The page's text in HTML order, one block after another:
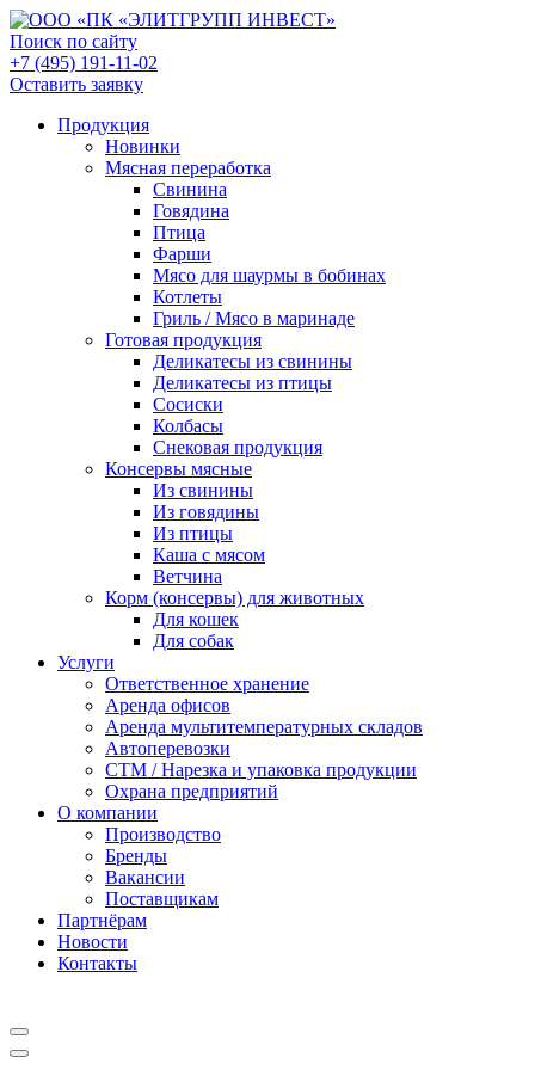
Поиск по сайту
+7 (495) 191-11-02
Оставить заявку
Продукция
Новинки
Мясная переработка
Свинина
Говядина
Птица
Фарши
Мясо для шаурмы в бобинах
Котлеты
Гриль / Мясо в маринаде
Готовая продукция
Деликатесы из свинины
Деликатесы из птицы
Сосиски
Колбасы
Снековая продукция
Консервы мясные
Из свинины
Из говядины
Из птицы
Каша с мясом
Ветчина
Корм (консервы) для животных
Для кошек
Для собак
Услуги
Ответственное хранение
Аренда офисов
Аренда мультитемпературных складов
Автоперевозки
СТМ / Нарезка и упаковка продукции
Охрана предприятий
О компании
Производство
Бренды
Вакансии
Поставщикам
Партнёрам
Новости
Контакты